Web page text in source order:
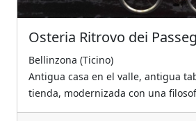
Osteria Ritrovo dei
Bellinzona (Ticino)
Antigua casa en el valle, antigua
tienda, modernizada con una